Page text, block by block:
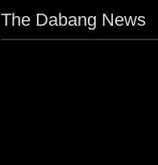
The Dabang News